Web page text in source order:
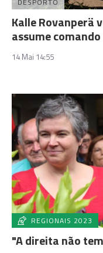
Kalle Rovanperä
assume comando
14 Mai 14:55
REGIONAIS 2023
"A direita não